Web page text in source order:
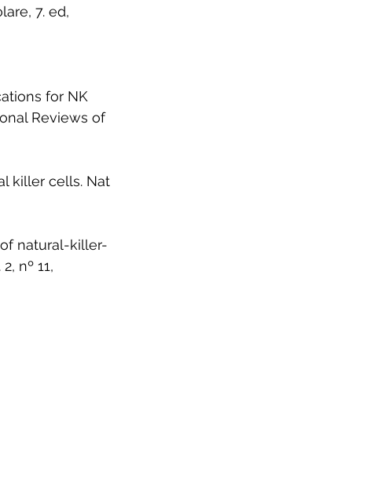
7. ed,
for NK
Reviews of
killer cells. Nat
of natural-killer-
nº 11,